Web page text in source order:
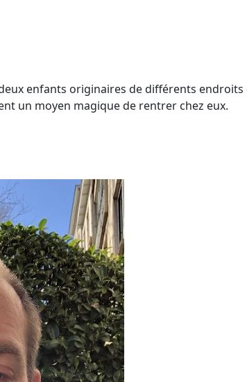
enfants originaires de différents
un moyen magique de rentrer chez eux.